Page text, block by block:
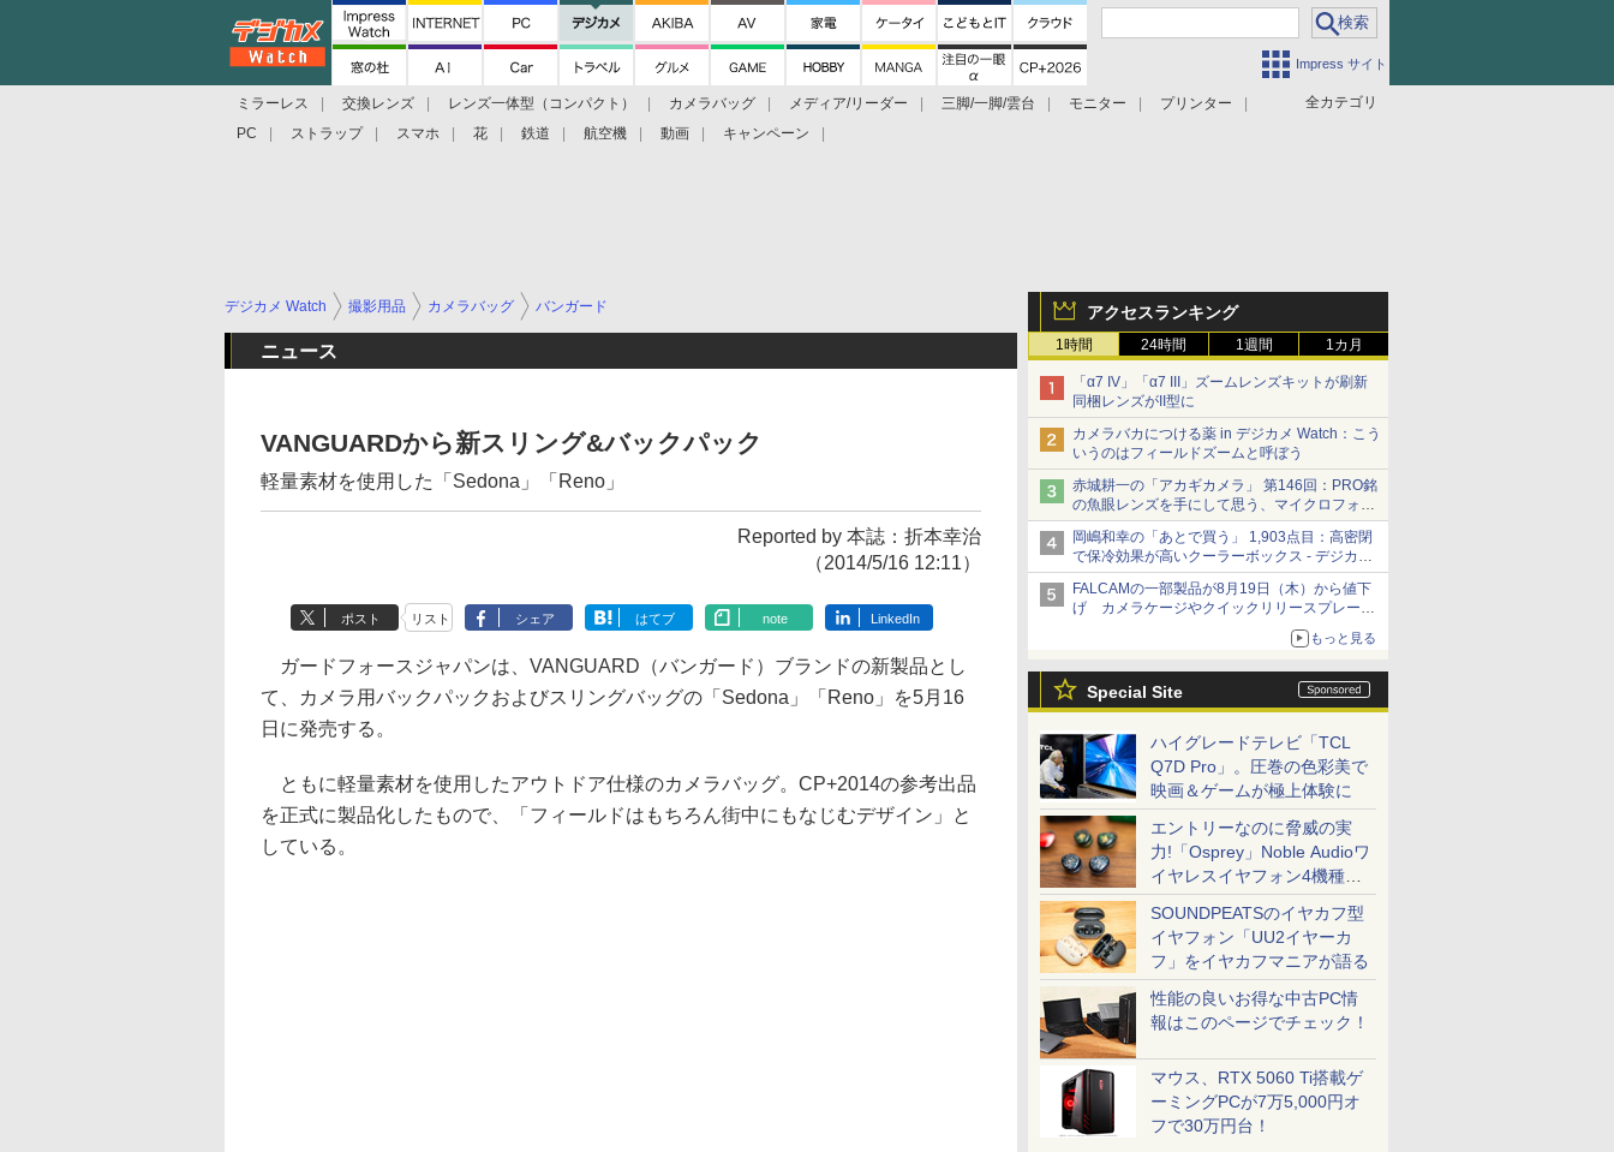
Impress サイト
全カテゴリ
ミラーレス 交換レンズ レンズ一体型（コンパクト） カメラバッグ メディア/リーダー 三脚/一脚/雲台 モニター
プリンター
PC
ストラップ スマホ 花 鉄道 航空機 動画 キャンペーン
アクセスランキング
1時間 24時間 1週間 1カ月
「α7 IV」「α7 III」ズームレンズキットが刷新
同梱レンズがII型に
カメラバカにつける薬 in デジカメ Watch：こう
いうのはフィールドズームと呼ぼう
赤城耕一の「アカギカメラ」 第146回：PRO銘
の魚眼レンズを手にして思う、マイクロフォー
サーズへの期待と可能性
岡嶋和幸の「あとで買う」 1,903点目：高密閉
で保冷効果が高いクーラーボックス - デジカメ
Watch
FALCAMの一部製品が8月19日（木）から値下
げ カメラケージやクイックリリースプレート
もっと見る
Special Site
ハイグレードテレビ「TCL
Q7D Pro」。圧巻の色彩美で
映画＆ゲームが極上体験に
エントリーなのに脅威の実
力!「Osprey」Noble Audioワ
イヤレスイヤフォン4機種を
一気に聴く
SOUNDPEATSのイヤカフ型
イヤフォン「UU2イヤーカ
フ」をイヤカフマニアが語る
性能の良いお得な中古PC情
報はこのページでチェック！
マウス、RTX 5060 Ti搭載ゲ
ーミングPCが7万5,000円オ
フで30万円台！
デジカメ Watch 撮影用品 カメラバッグ バンガード
ニュース
VANGUARDから新スリング&バックパック
軽量素材を使用した「Sedona」「Reno」
Reported by 本誌：折本幸治
（2014/5/16 12:11）
ポスト リスト シェア はてブ note LinkedIn
ガードフォースジャパンは、VANGUARD（バンガード）ブランドの新製品とし
て、カメラ用バックパックおよびスリングバッグの「Sedona」「Reno」を5月16
日に発売する。
ともに軽量素材を使用したアウトドア仕様のカメラバッグ。CP+2014の参考出品
を正式に製品化したもので、「フィールドはもちろん街中にもなじむデザイン」と
している。